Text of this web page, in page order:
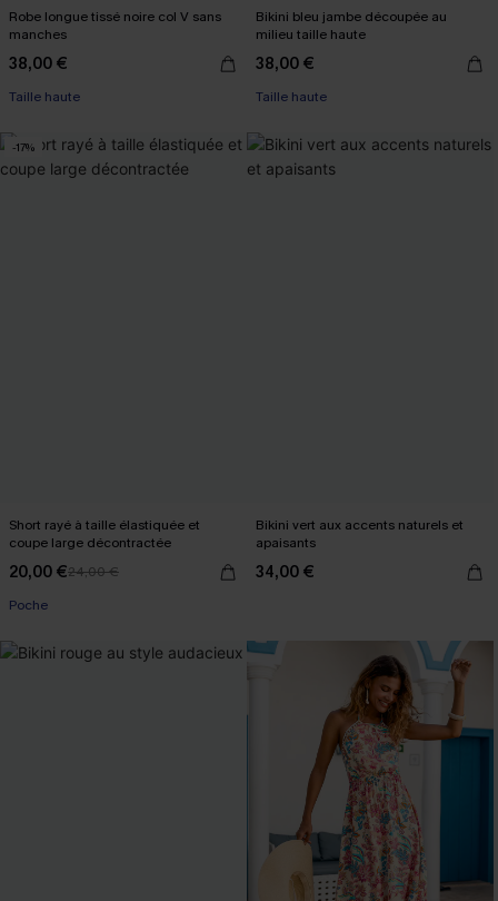
Robe longue tissé noire col V sans
manches
38,00 €
Taille haute
Bikini bleu jambe découpée au
milieu taille haute
38,00 €
Taille haute
-17%
Short rayé à taille élastiquée et
coupe large décontractée
20,00 €24,00 €
Poche
Bikini vert aux accents naturels et
apaisants
34,00 €